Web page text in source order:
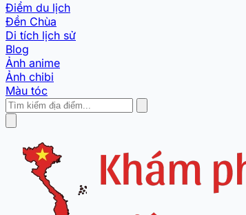
Điểm du lịch
Đền Chùa
Di tích lịch sử
Blog
Ảnh anime
Ảnh chibi
Màu tóc